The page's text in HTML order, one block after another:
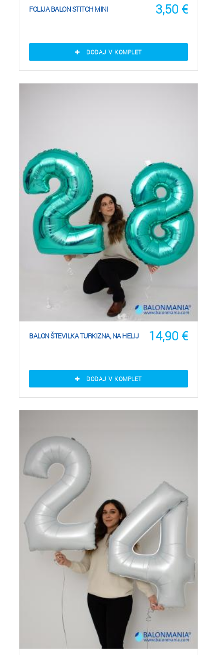
3,50 €
FOLIJA BALON STITCH MINI
DODAJ V KOMPLET
14,90 €
BALON ŠTEVILKA TURKIZNA, NA HELIJ
DODAJ V KOMPLET